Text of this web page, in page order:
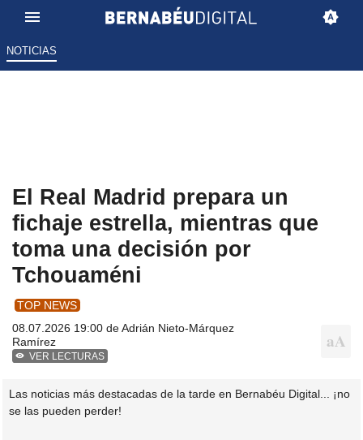
NOTICIAS
El Real Madrid prepara un
fichaje estrella, mientras que
toma una decisión por
Tchouaméni
TOP NEWS
08.07.2026 19:00 deAdrián Nieto-Márquez
Ramírez
VER LECTURAS
Las noticias más destacadas de la tarde en Bernabéu Digital... ¡no
se las pueden perder!